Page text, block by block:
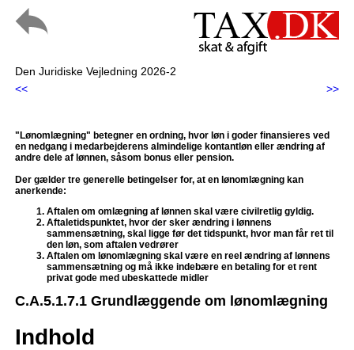
Den Juridiske Vejledning 2026-2
<<
>>
"Lønomlægning" betegner en ordning, hvor løn i goder finansieres ved
en nedgang i medarbejderens almindelige kontantløn eller ændring af
andre dele af lønnen, såsom bonus eller pension.
Der gælder tre generelle betingelser for, at en lønomlægning kan
anerkende:
Aftalen om omlægning af lønnen skal være civilretlig gyldig.
Aftaletidspunktet, hvor der sker ændring i lønnens
sammensætning, skal ligge før det tidspunkt, hvor man får ret til
den løn, som aftalen vedrører
Aftalen om lønomlægning skal være en reel ændring af lønnens
sammensætning og må ikke indebære en betaling for et rent
privat gode med ubeskattede midler
C.A.5.1.7.1 Grundlæggende om lønomlægning
Indhold